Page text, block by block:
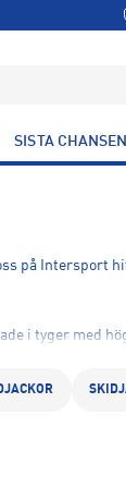
SISTA CHANSEN
på Intersport
i tyger med
torr, även
för både